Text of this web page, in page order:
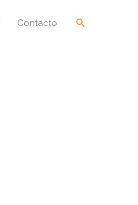
Contacto Buscar